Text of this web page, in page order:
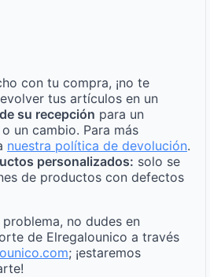
con tu compra, ¡no te
tus artículos en un
su recepción para un
un cambio. Para más
nuestra política de devolución.
personalizados: solo se
de productos con defectos
no dudes en
de Elregalounico a través
; ¡estaremos